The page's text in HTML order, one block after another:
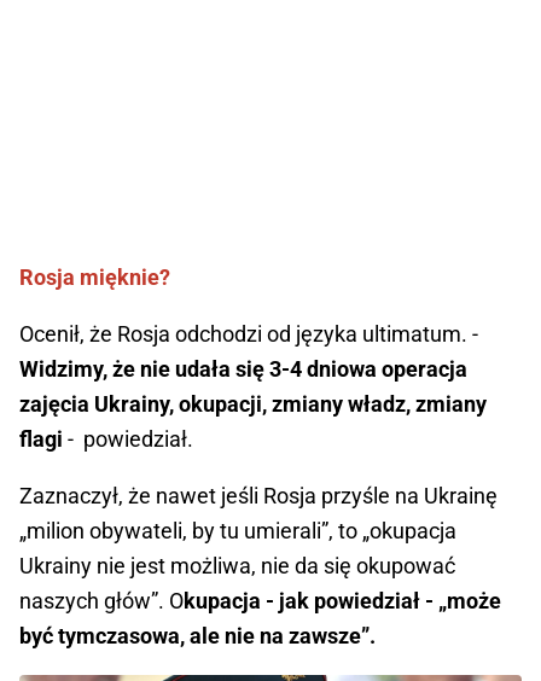
Rosja mięknie?
Ocenił, że Rosja odchodzi od języka ultimatum. -
Widzimy, że nie udała się 3-4 dniowa operacja
zajęcia Ukrainy, okupacji, zmiany władz, zmiany
flagi - powiedział.
Zaznaczył, że nawet jeśli Rosja przyśle na Ukrainę
„milion obywateli, by tu umierali”, to „okupacja
Ukrainy nie jest możliwa, nie da się okupować
naszych głów”. Okupacja - jak powiedział - „może
być tymczasowa, ale nie na zawsze”.